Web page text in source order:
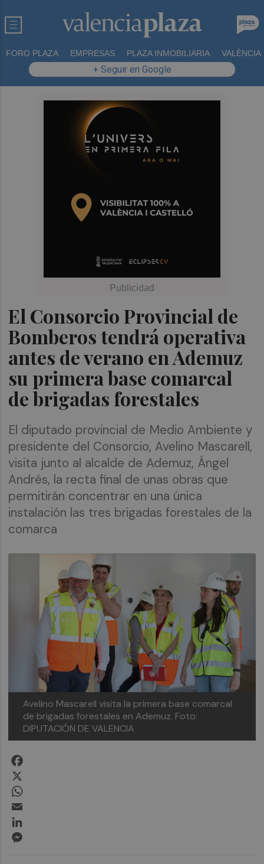
FORO PLAZA EMPRESAS PLAZA INMOBILIARIA VALÈNCIA
+ Seguir en Google
El Consorcio Provincial de
Bomberos tendrá operativa
antes de verano en Ademuz
su primera base comarcal
de brigadas forestales
El diputado provincial de Medio Ambiente y
presidente del Consorcio, Avelino Mascarell,
visita junto al alcalde de Ademuz, Ángel
Andrés, la recta final de unas obras que
permitirán concentrar en una única
instalación las tres brigadas forestales de la
comarca
Avelino Mascarell visita la primera base comarcal
de brigadas forestales en Ademuz. Foto:
DIPUTACIÓN DE VALENCIA